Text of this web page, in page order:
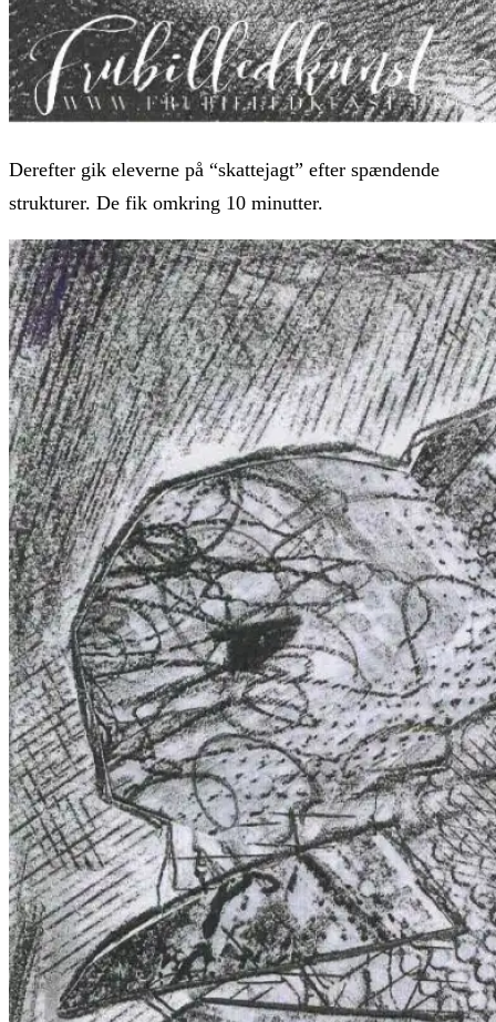
Derefter gik eleverne på “skattejagt” efter spændende
strukturer. De fik omkring 10 minutter.